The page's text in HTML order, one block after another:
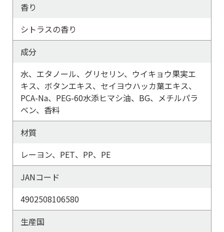
香り
シトラスの香り
成分
水、エタノール、グリセリン、ウイキョウ果実エ
キス、ボタンエキス、セイヨウハッカ葉エキス、
PCA-Na、PEG-60水添ヒマシ油、BG、メチルパラ
ベン、香料
材質
レーヨン、PET、PP、PE
JANコード
4902508106580
生産国